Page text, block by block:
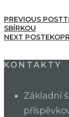
PREVIOUS POST
SBÍRKOU
NEXT POST
KONTAKTY
Základní